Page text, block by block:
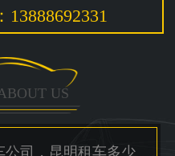
US
司，昆明租车多少